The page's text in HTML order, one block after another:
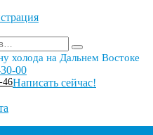
холода на Дальнем Востоке
00
46Написать сейчас!